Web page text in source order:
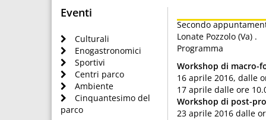
Eventi
Culturali
Enogastronomici
Sportivi
Centri parco
Ambiente
Cinquantesimo del
parco
Secondo
Lonate Pozzolo (Va) .
Programma
Workshop di macro-
16 aprile 2016, dalle
17 aprile dalle ore
Workshop di post-
23 aprile 2016 dalle